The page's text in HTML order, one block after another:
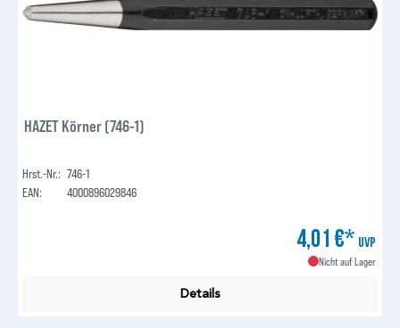
HAZET Körner (746-1)
Hrst.-Nr.: 746-1
EAN:
4000896029846
4,01 €* UVP
Nicht auf Lager
Details